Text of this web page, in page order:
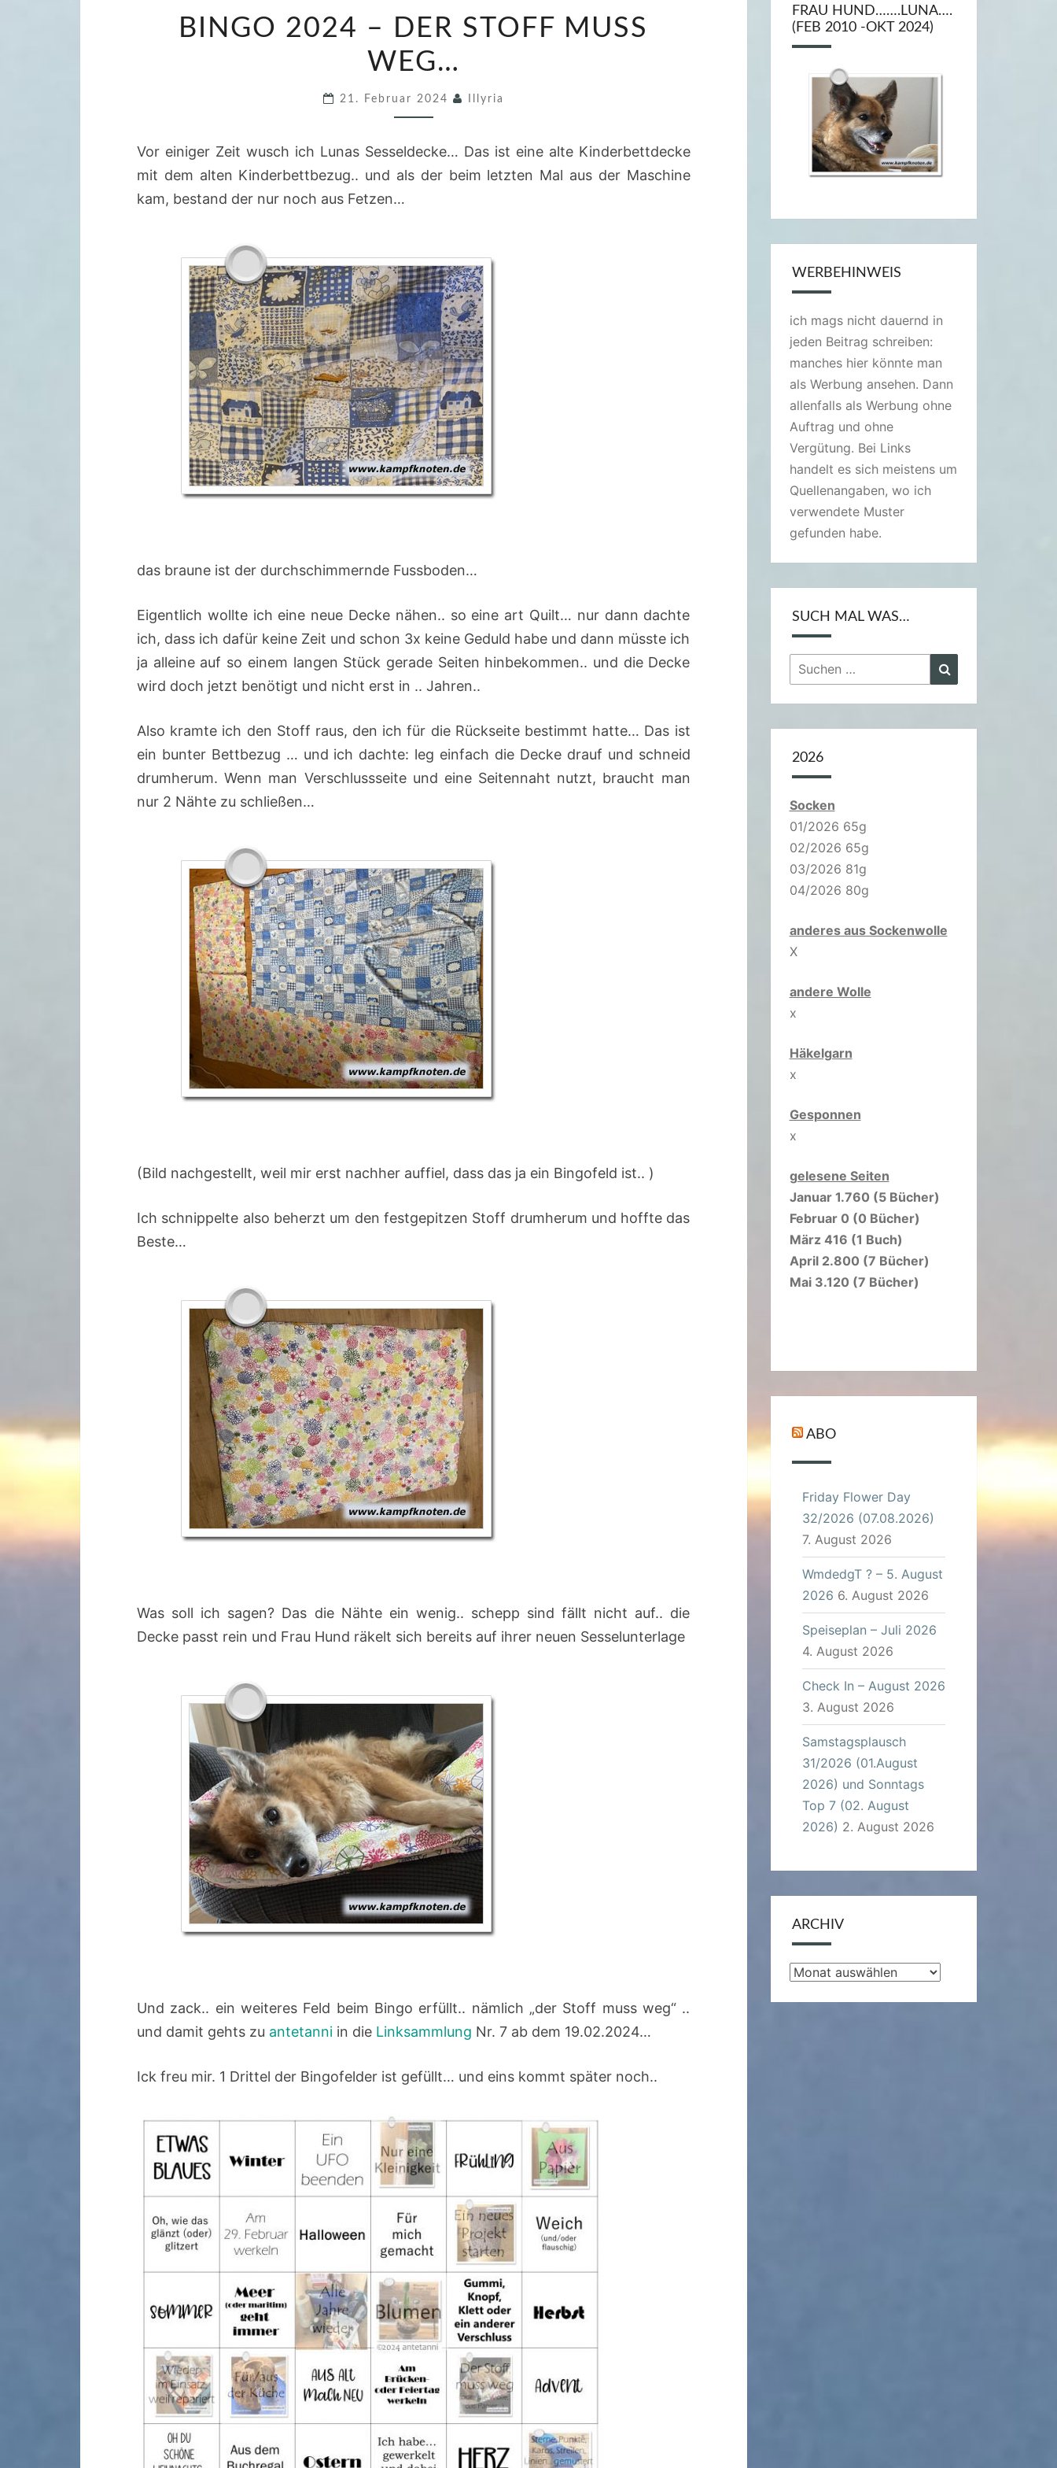
I
N
O
0
2
E
R
S
T
O
F
F
M
U
S
S
G
BINGO 2024 – DER STOFF MUSS
WEG…
21. Februar 2024 Illyria
Vor einiger Zeit wusch ich Lunas Sesseldecke… Das ist eine alte Kinderbettdecke
mit dem alten Kinderbettbezug.. und als der beim letzten Mal aus der Maschine
kam, bestand der nur noch aus Fetzen…
das braune ist der durchschimmernde Fussboden…
Eigentlich wollte ich eine neue Decke nähen.. so eine art Quilt… nur dann dachte
ich, dass ich dafür keine Zeit und schon 3x keine Geduld habe und dann müsste ich
ja alleine auf so einem langen Stück gerade Seiten hinbekommen.. und die Decke
wird doch jetzt benötigt und nicht erst in .. Jahren..
Also kramte ich den Stoff raus, den ich für die Rückseite bestimmt hatte… Das ist
ein bunter Bettbezug … und ich dachte: leg einfach die Decke drauf und schneid
drumherum. Wenn man Verschlussseite und eine Seitennaht nutzt, braucht man
nur 2 Nähte zu schließen…
(Bild nachgestellt, weil mir erst nachher auffiel, dass das ja ein Bingofeld ist.. )
Ich schnippelte also beherzt um den festgepitzen Stoff drumherum und hoffte das
Beste…
Was soll ich sagen? Das die Nähte ein wenig.. schepp sind fällt nicht auf.. die
Decke passt rein und Frau Hund räkelt sich bereits auf ihrer neuen Sesselunterlage
Und zack.. ein weiteres Feld beim Bingo erfüllt.. nämlich „der Stoff muss weg“ ..
und damit gehts zu antetanni in die Linksammlung Nr. 7 ab dem 19.02.2024…
Ick freu mir. 1 Drittel der Bingofelder ist gefüllt… und eins kommt später noch..
FRAU HUND…….LUNA….
(FEB 2010 -OKT 2024)
WERBEHINWEIS
ich mags nicht dauernd in
jeden Beitrag schreiben:
manches hier könnte man
als Werbung ansehen. Dann
allenfalls als Werbung ohne
Auftrag und ohne
Vergütung. Bei Links
handelt es sich meistens um
Quellenangaben, wo ich
verwendete Muster
gefunden habe.
SUCH MAL WAS…
Suchen
nach:
2026
Socken
01/2026 65g
02/2026 65g
03/2026 81g
04/2026 80g
anderes aus Sockenwolle
X
andere Wolle
x
Häkelgarn
x
Gesponnen
x
gelesene Seiten
Januar 1.760 (5 Bücher)
Februar 0 (0 Bücher)
März 416 (1 Buch)
April 2.800 (7 Bücher)
Mai 3.120 (7 Bücher)
ABO
Friday Flower Day
32/2026 (07.08.2026)
7. August 2026
WmdedgT ? – 5. August
2026 6. August 2026
Speiseplan – Juli 2026
4. August 2026
Check In – August 2026
3. August 2026
Samstagsplausch
31/2026 (01.August
2026) und Sonntags
Top 7 (02. August
2026) 2. August 2026
ARCHIV
Archiv